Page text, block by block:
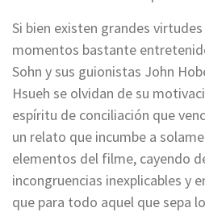
Si bien existen grandes
momentos bastante
Sohn y sus guionistas John
Hsueh se olvidan de su
espíritu de conciliación que
un relato que incumbe a
elementos del filme, cayendo
incongruencias inexplicables y
que para todo aquel que sepa